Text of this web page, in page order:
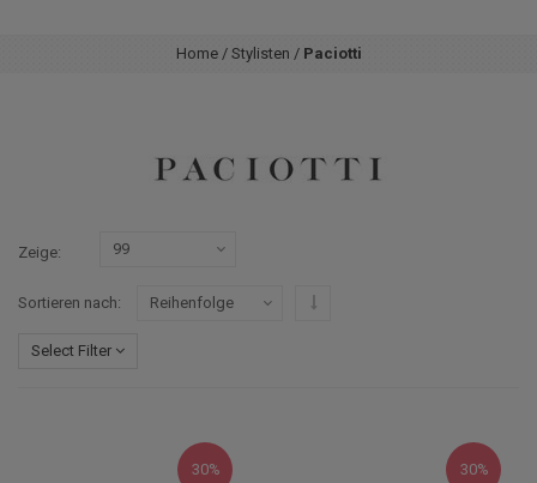
Home / Stylisten / Paciotti
Zeige
Sortieren nach
Select Filter
30% 30%